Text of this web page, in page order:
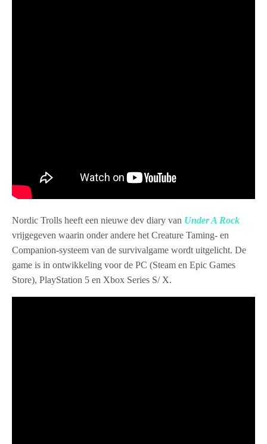
Nordic Trolls heeft een nieuwe dev diary van Under A Rock
vrijgegeven waarin onder andere het Creature Taming- en
Companion-systeem van de survivalgame wordt uitgelicht. De
game is in ontwikkeling voor de PC (Steam en Epic Games
Store), PlayStation 5 en Xbox Series S/ X.